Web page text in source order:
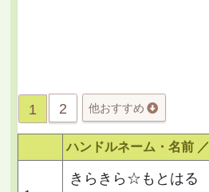
1 2 他おすすめ
ハンドルネーム・名前 ／
きらきら☆もとはる